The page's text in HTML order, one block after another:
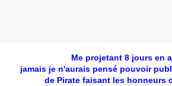
Me projetant 8 jours en
jamais je n'aurais pensé pouvoir
de Pirate faisant les honneurs